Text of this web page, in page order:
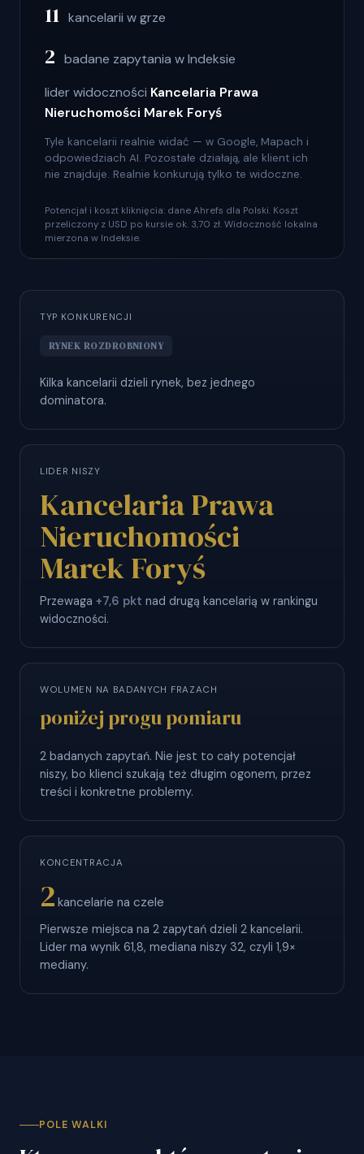
11 kancelarii w grze
2 badane zapytania w Indeksie
lider widoczności Kancelaria Prawa
Nieruchomości Marek Foryś
Tyle kancelarii realnie widać — w Google, Mapach i
odpowiedziach AI. Pozostałe działają, ale klient ich
nie znajduje. Realnie konkurują tylko te widoczne.
Potencjał i koszt kliknięcia: dane Ahrefs dla Polski. Koszt
przeliczony z USD po kursie ok. 3,70 zł. Widoczność lokalna
mierzona w Indeksie.
TYP KONKURENCJI
RYNEK ROZDROBNIONY
Kilka kancelarii dzieli rynek, bez jednego
dominatora.
LIDER NISZY
Kancelaria Prawa
Nieruchomości
Marek Foryś
Przewaga +7,6 pkt nad drugą kancelarią w rankingu
widoczności.
WOLUMEN NA BADANYCH FRAZACH
poniżej progu pomiaru
2 badanych zapytań. Nie jest to cały potencjał
niszy, bo klienci szukają też długim ogonem, przez
treści i konkretne problemy.
KONCENTRACJA
2 kancelarie na czele
Pierwsze miejsca na 2 zapytań dzieli 2 kancelarii.
Lider ma wynik 61,8, mediana niszy 32, czyli 1,9×
mediany.
POLE WALKI